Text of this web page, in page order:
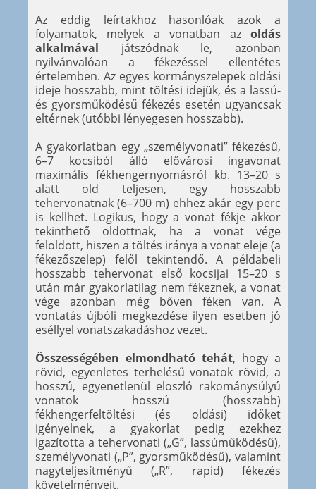
Az eddig leírtakhoz hasonlóak azok a
folyamatok, melyek a vonatban az oldás
alkalmával játszódnak le, azonban
nyilvánvalóan a fékezéssel ellentétes
értelemben. Az egyes kormányszelepek oldási
ideje hosszabb, mint töltési idejük, és a lassú-
és gyorsműködésű fékezés esetén ugyancsak
eltérnek (utóbbi lényegesen hosszabb).
A gyakorlatban egy „személyvonati” fékezésű,
6–7 kocsiból álló elővárosi ingavonat
maximális fékhengernyomásról kb. 13–20 s
alatt old teljesen, egy hosszabb
tehervonatnak (6–700 m) ehhez akár egy perc
is kellhet. Logikus, hogy a vonat fékje akkor
tekinthető oldottnak, ha a vonat vége
feloldott, hiszen a töltés iránya a vonat eleje (a
fékezőszelep) felől tekintendő. A példabeli
hosszabb tehervonat első kocsijai 15–20 s
után már gyakorlatilag nem fékeznek, a vonat
vége azonban még bőven féken van. A
vontatás újbóli megkezdése ilyen esetben jó
eséllyel vonatszakadáshoz vezet.
Összességében elmondható tehát, hogy a
rövid, egyenletes terhelésű vonatok rövid, a
hosszú, egyenetlenül eloszló rakománysúlyú
vonatok hosszú (hosszabb)
fékhengerfeltöltési (és oldási) időket
igényelnek, a gyakorlat pedig ezekhez
igazította a tehervonati („G”, lassúműködésű),
személyvonati („P”, gyorsműködésű), valamint
nagyteljesítményű („R”, rapid) fékezés
követelményeit.